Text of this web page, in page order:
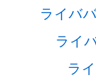
ライバ
ライ
ラ